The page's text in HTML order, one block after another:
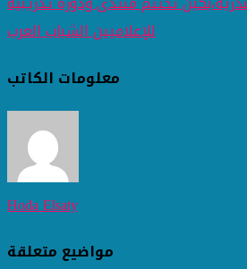
للإعلاميين الشباب العرب
معلومات الكاتب
Hoda Elsaty
مواضيع متعلقة